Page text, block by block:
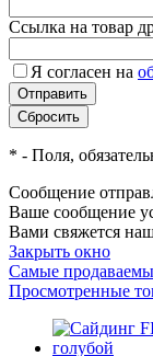
Ссылка на товар
Я согласен на
* - Поля,
Сообщение
Ваше сообщение
Вами свяжется
Закрыть окно
Самые
Просмотренные